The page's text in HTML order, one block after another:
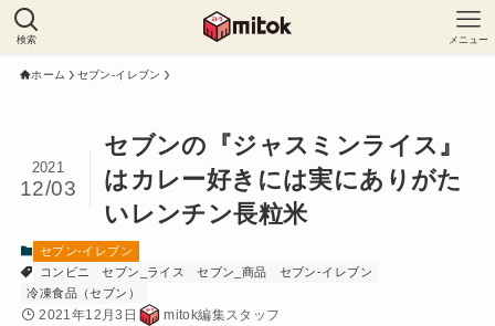
検索 メニュー
ホーム セブン-イレブン
セブンの『ジャスミンライス』
はカレー好きには実にありがた
いレンチン長粒米
2021
12/03
セブン-イレブン
コンビニ
セブン_ライス セブン_商品
セブン-イレブン
冷凍食品（セブン）
2021年12月3日 mitok編集スタッフ